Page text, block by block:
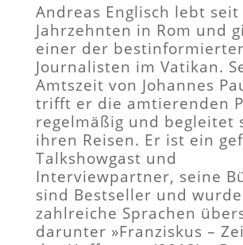
Andreas Englisch lebt
Jahrzehnten in Rom und
einer der
Journalisten im Vatikan.
Amtszeit von Johannes
trifft er die amtierenden
regelmäßig und begleitet
ihren Reisen. Er ist ein
Talkshowgast und
Interviewpartner, seine
sind Bestseller und
zahlreiche Sprachen
darunter »Franziskus –